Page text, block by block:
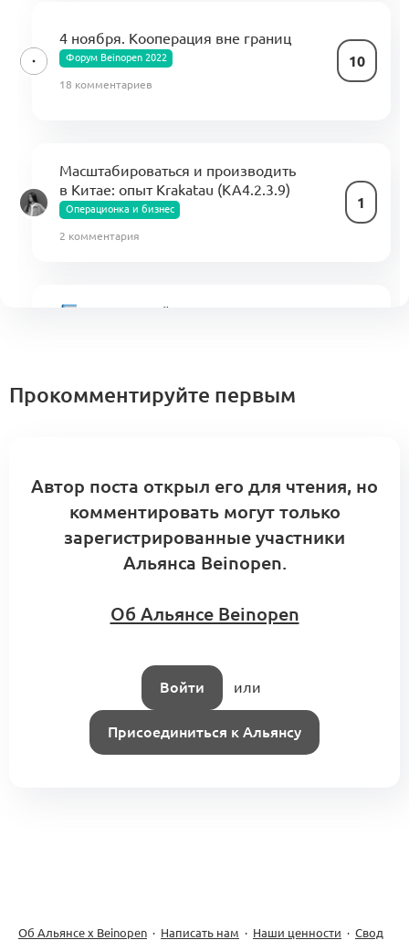
4 ноября. Кооперация вне границ
Форум Beinopen 2022 10
18 комментариев
Масштабироваться и производить
в Китае: опыт Krakatau (KA4.2.3.9)
Операционка и бизнес 1
2 комментария
Свод знаний по управлению
Операционка и бизнес 1
0 комментариев
Кооперационные контуры и модульные
Форум Альянса
«Индустриальный
Прокомментируйте первым
Автор поста открыл его для чтения, но
комментировать могут только
зарегистрированные участники
Альянса Beinopen.
Об Альянсе Beinopen
Войти или
Присоединиться к Альянсу
Об Альянсе х Beinopen · Написать нам · Наши ценности · Свод